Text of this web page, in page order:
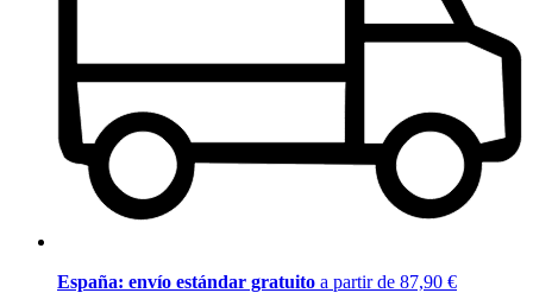
España: envío estándar gratuito a partir de 87,90 €